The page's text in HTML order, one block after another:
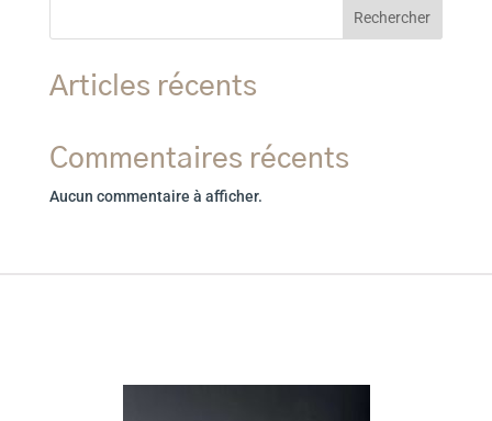
Rechercher
Articles récents
Commentaires récents
Aucun commentaire à afficher.